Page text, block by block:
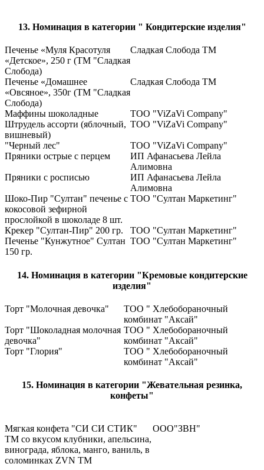
13. Номинация в категории " Кондитерские изделия"
Печенье «Муля Красотуля
«Детское», 250 г (ТМ "Сладкая
Слобода)
Сладкая Слобода ТМ
Печенье «Домашнее
«Овсяное», 350г (ТМ "Сладкая
Слобода)
Сладкая Слобода ТМ
Маффины шоколадные
TOO "ViZaVi Company"
Штрудель ассорти (яблочный,
вишневый)
TOO "ViZaVi Company"
"Черный лес"
TOO "ViZaVi Company"
Пряники острые с перцем
ИП Афанасьева Лейла
Алимовна
Пряники с росписью
ИП Афанасьева Лейла
Алимовна
Шоко-Пир "Султан" печенье с
кокосовой зефирной
прослойкой в шоколаде 8 шт.
ТОО "Султан Маркетинг"
Крекер "Султан-Пир" 200 гр.
ТОО "Султан Маркетинг"
Печенье "Кунжутное" Султан
150 гр.
ТОО "Султан Маркетинг"
14. Номинация в категории "Кремовые кондитерские
изделия"
Торт "Молочная девочка"
ТОО " Хлебобораночный
комбинат "Аксай"
Торт "Шоколадная молочная
девочка"
ТОО " Хлебобораночный
комбинат "Аксай"
Торт "Глория"
ТОО " Хлебобораночный
комбинат "Аксай"
15. Номинация в категории "Жевательная резинка,
конфеты"
Мягкая конфета "СИ СИ СТИК"
ТМ со вкусом клубники, апельсина,
винограда, яблока, манго, ваниль, в
соломинках ZVN ТМ
ООО"ЗВН"